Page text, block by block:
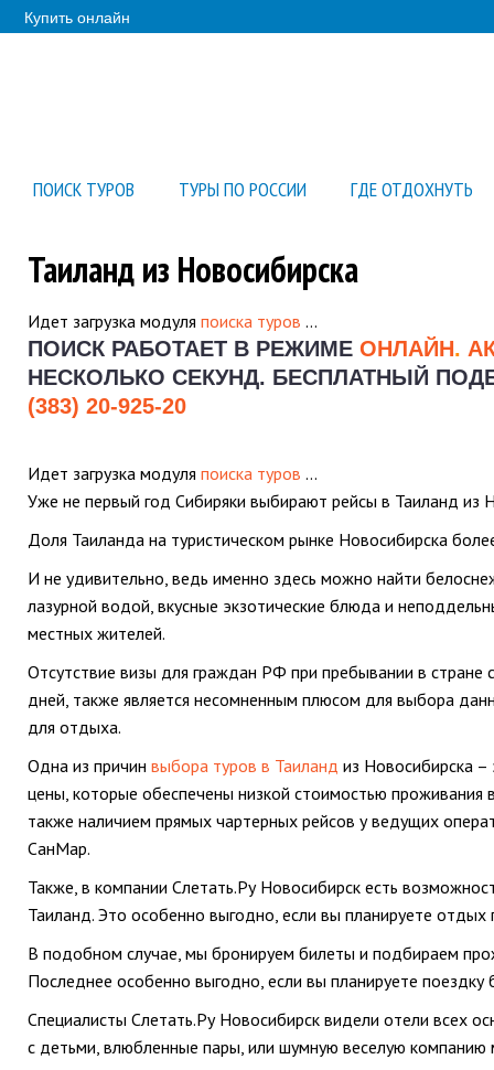
Купить онлайн
ПОИСК ТУРОВ ТУРЫ ПО РОССИИ ГДЕ ОТДОХНУТЬ
Таиланд из Новосибирска
Идет загрузка модуля поиска туров …
ПОИСК РАБОТАЕТ В РЕЖИМЕ ОНЛАЙН.
НЕСКОЛЬКО СЕКУНД. БЕСПЛАТНЫЙ
(383) 20-925-20
Идет загрузка модуля поиска туров …
Уже не первый год Сибиряки выбирают рейсы в Таиланд из
Доля Таиланда на туристическом рынке Новосибирска
И не удивительно, ведь именно здесь можно найти
лазурной водой, вкусные экзотические блюда и
местных жителей.
Отсутствие визы для граждан РФ при пребывании в стране
дней, также является несомненным плюсом для выбора
для отдыха.
Одна из причин выбора туров в Таиланд из Новосибирска
цены, которые обеспечены низкой стоимостью проживания
также наличием прямых чартерных рейсов у ведущих
СанМар.
Также, в компании Слетать.Ру Новосибирск есть
Таиланд. Это особенно выгодно, если вы планируете
В подобном случае, мы бронируем билеты и подбираем
Последнее особенно выгодно, если вы планируете
Специалисты Слетать.Ру Новосибирск видели отели всех
с детьми, влюбленные пары, или шумную веселую